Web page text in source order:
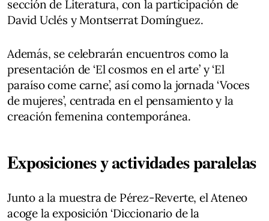
sección de Literatura, con la participación de
David Uclés y Montserrat Domínguez.
Además, se celebrarán encuentros como la
presentación de ‘El cosmos en el arte’ y ‘El
paraíso come carne’, así como la jornada ‘Voces
de mujeres’, centrada en el pensamiento y la
creación femenina contemporánea.
Exposiciones y actividades paralelas
Junto a la muestra de Pérez-Reverte, el Ateneo
acoge la exposición ‘Diccionario de la